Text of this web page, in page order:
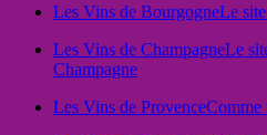
Les Vins de BourgogneLe
Les Vins de ChampagneLe
Champagne
Les Vins de ProvenceComme